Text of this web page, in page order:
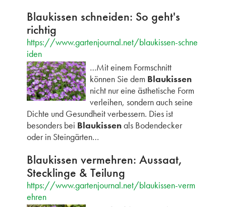
Blaukissen schneiden: So geht's
richtig
https://www.gartenjournal.net/blaukissen-schne
iden
…Mit einem Formschnitt
können Sie dem Blaukissen
nicht nur eine ästhetische Form
verleihen, sondern auch seine
Dichte und Gesundheit verbessern. Dies ist
besonders bei Blaukissenals Bodendecker
oder in Steingärten…
Blaukissen vermehren: Aussaat,
Stecklinge & Teilung
https://www.gartenjournal.net/blaukissen-verm
ehren